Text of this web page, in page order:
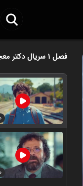
فصل ۱ سریال دکتر